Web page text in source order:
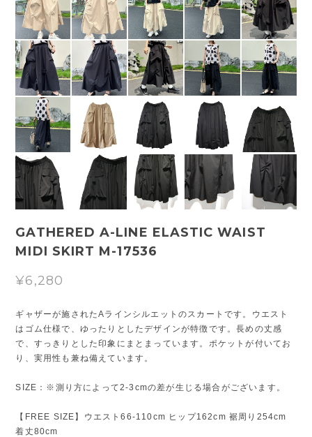
GATHERED A-LINE ELASTIC WAIST
MIDI SKIRT M-17536
¥6,280
ギャザーが施されたAラインシルエットのスカートです。ウエスト
はゴム仕様で、ゆったりとしたデザインが特徴です。長めの丈感
で、すっきりとした印象にまとまっています。ポケットが付いてお
り、実用性も兼ね備えています。
SIZE：※測り方によって2-3cmの差が生じる場合がございます。
【FREE SIZE】ウエスト66-110cm ヒップ162cm 裾周り254cm
着丈80cm